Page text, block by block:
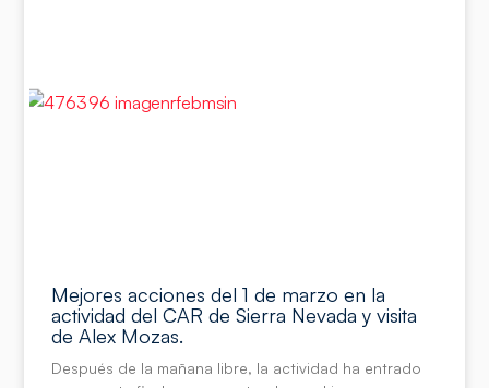
Mejores acciones del 1 de marzo en la
actividad del CAR de Sierra Nevada y visita
de Alex Mozas.
Después de la mañana libre, la actividad ha entrado